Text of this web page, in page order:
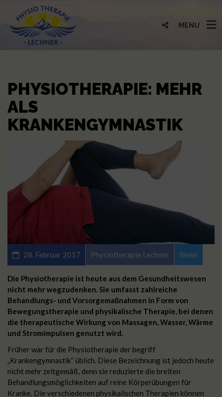
MENU
PHYSIOTHERAPIE: MEHR
ALS
KRANKENGYMNASTIK
28. Februar 2017 Physiotherapie Lechner News
Die Physiotherapie ist heute aus dem Gesundheitswesen
nicht mehr wegzudenken. Sie umfasst zahlreiche
Behandlungs- und Vorsorgemaßnahmen in Form von
Bewegungstherapie und physikalische Therapie, bei denen
die therapeutische Wirkung von Massagen, Wasser, Wärme
und Stromimpulsen genutzt wird.
Früher war für die Physiotherapie der begriff
„Krankengymnastik“ üblich. Diese Bezeichnung ist jedoch heute
nicht mehr zeitgemäß, denn sie reduzierte die breiten
Behandlungsmöglichkeiten auf reine Körperübungen für
Kranke. Die verschiedenen physikalischen Therapien können